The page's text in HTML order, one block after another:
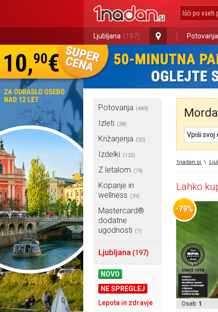
Ljubljana (197) Potovanja
Potovanja (489)
Izleti (38)
Križarjenja (32)
Izdelki (132)
Z letalom (78)
Kopanje in
wellness (39)
Mastercard®
dodatne
ugodnosti (7)
Ljubljana (197)
NOVO
NE SPREGLEJ
Lepota in zdravje
1nadan.si \
Lahko
-79%
Oseb: 1